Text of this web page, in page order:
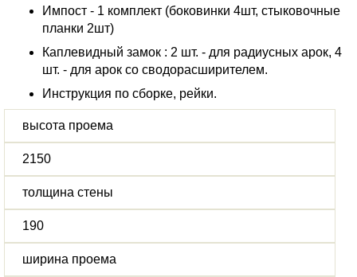
Импост - 1 комплект (боковинки 4шт, стыковочные
планки 2шт)
Каплевидный замок : 2 шт. - для радиусных арок, 4
шт. - для арок со сводорасширителем.
Инструкция по сборке, рейки.
высота проема
2150
толщина стены
190
ширина проема